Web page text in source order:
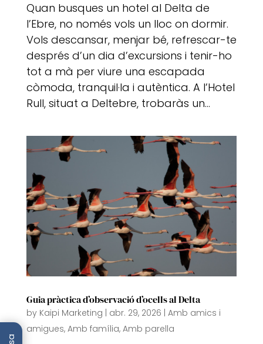
Quan busques un hotel al Delta de
l’Ebre, no només vols un lloc on dormir.
Vols descansar, menjar bé, refrescar-te
després d’un dia d’excursions i tenir-ho
tot a mà per viure una escapada
còmoda, tranquil·la i autèntica. A l’Hotel
Rull, situat a Deltebre, trobaràs un...
Guia pràctica d’observació d’ocells al Delta
by Kaipi Marketing abr. 29, 2026 Amb amics i
amigues, Amb família, Amb parella